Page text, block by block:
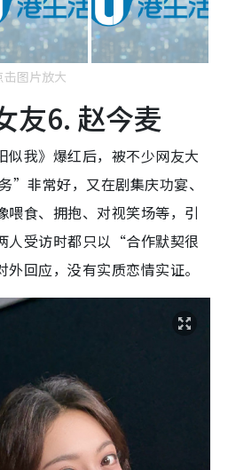
击图片放大
友6. 赵今麦
似我》爆红后，被不少网友大
”非常好，又在剧集庆功宴、
喂食、拥抱、对视笑场等，引
人受访时都只以“合作默契很
回应，没有实质恋情实证。